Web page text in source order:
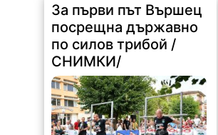
За първи път Вършец
посрещна държавно
по силов трибой /
СНИМКИ/